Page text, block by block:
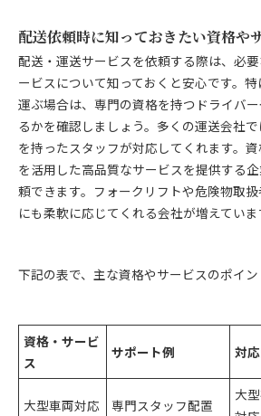
配送依頼時に知っておきたい資格や
配送・運送サービスを依頼する際は、必
ービスについて知っておくと安心です。
運ぶ場合は、専門の資格を持つドライバ
るかを確認しましょう。多くの運送会社
を持ったスタッフが対応してくれます。
を活用した高品質なサービスを提供する
頼できます。フォークリフトや危険物取
にも柔軟に応じてくれる会社が増えていま
下記の表で、主な資格やサービスのポイン
資格・サービ
ス
サポート例 対
大型車両対応 専門スタッフ配置
大